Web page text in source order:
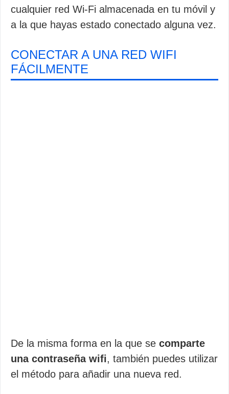
cualquier red Wi-Fi almacenada en tu móvil y
a la que hayas estado conectado alguna vez.
CONECTAR A UNA RED WIFI
FÁCILMENTE
De la misma forma en la que se comparte
una contraseña wifi, también puedes utilizar
el método para añadir una nueva red.